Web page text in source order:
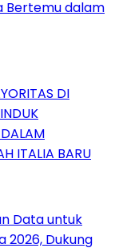
Bertemu dalam
DI
ITALIA BARU
Data untuk
2026, Dukung